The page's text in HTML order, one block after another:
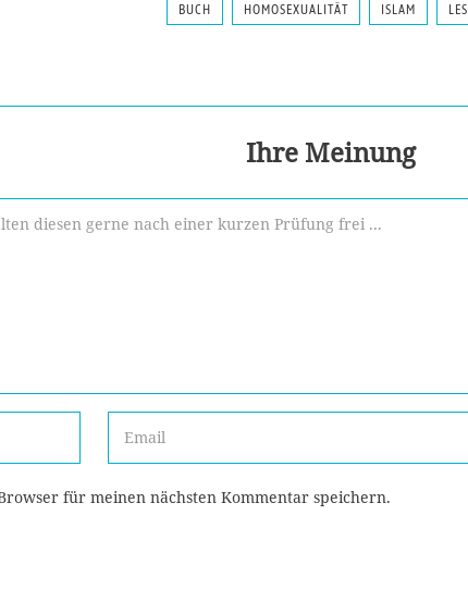
BUCH HOMOSEXUALITÄT ISLAM
Ihre Meinung
für meinen nächsten Kommentar speichern.